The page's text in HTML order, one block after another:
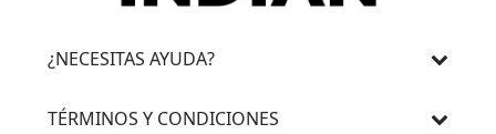
¿NECESITAS AYUDA?
TÉRMINOS Y CONDICIONES